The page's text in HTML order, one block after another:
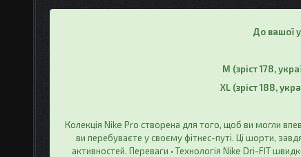
До вашої
M (зріст 178,
XL (зріст 188,
Колекція Nike Pro створена для того, щоб ви могли
ви перебуваєте у своєму фітнес-путі. Ці шорти,
активностей. Переваги • Технологія Nike Dri-FIT